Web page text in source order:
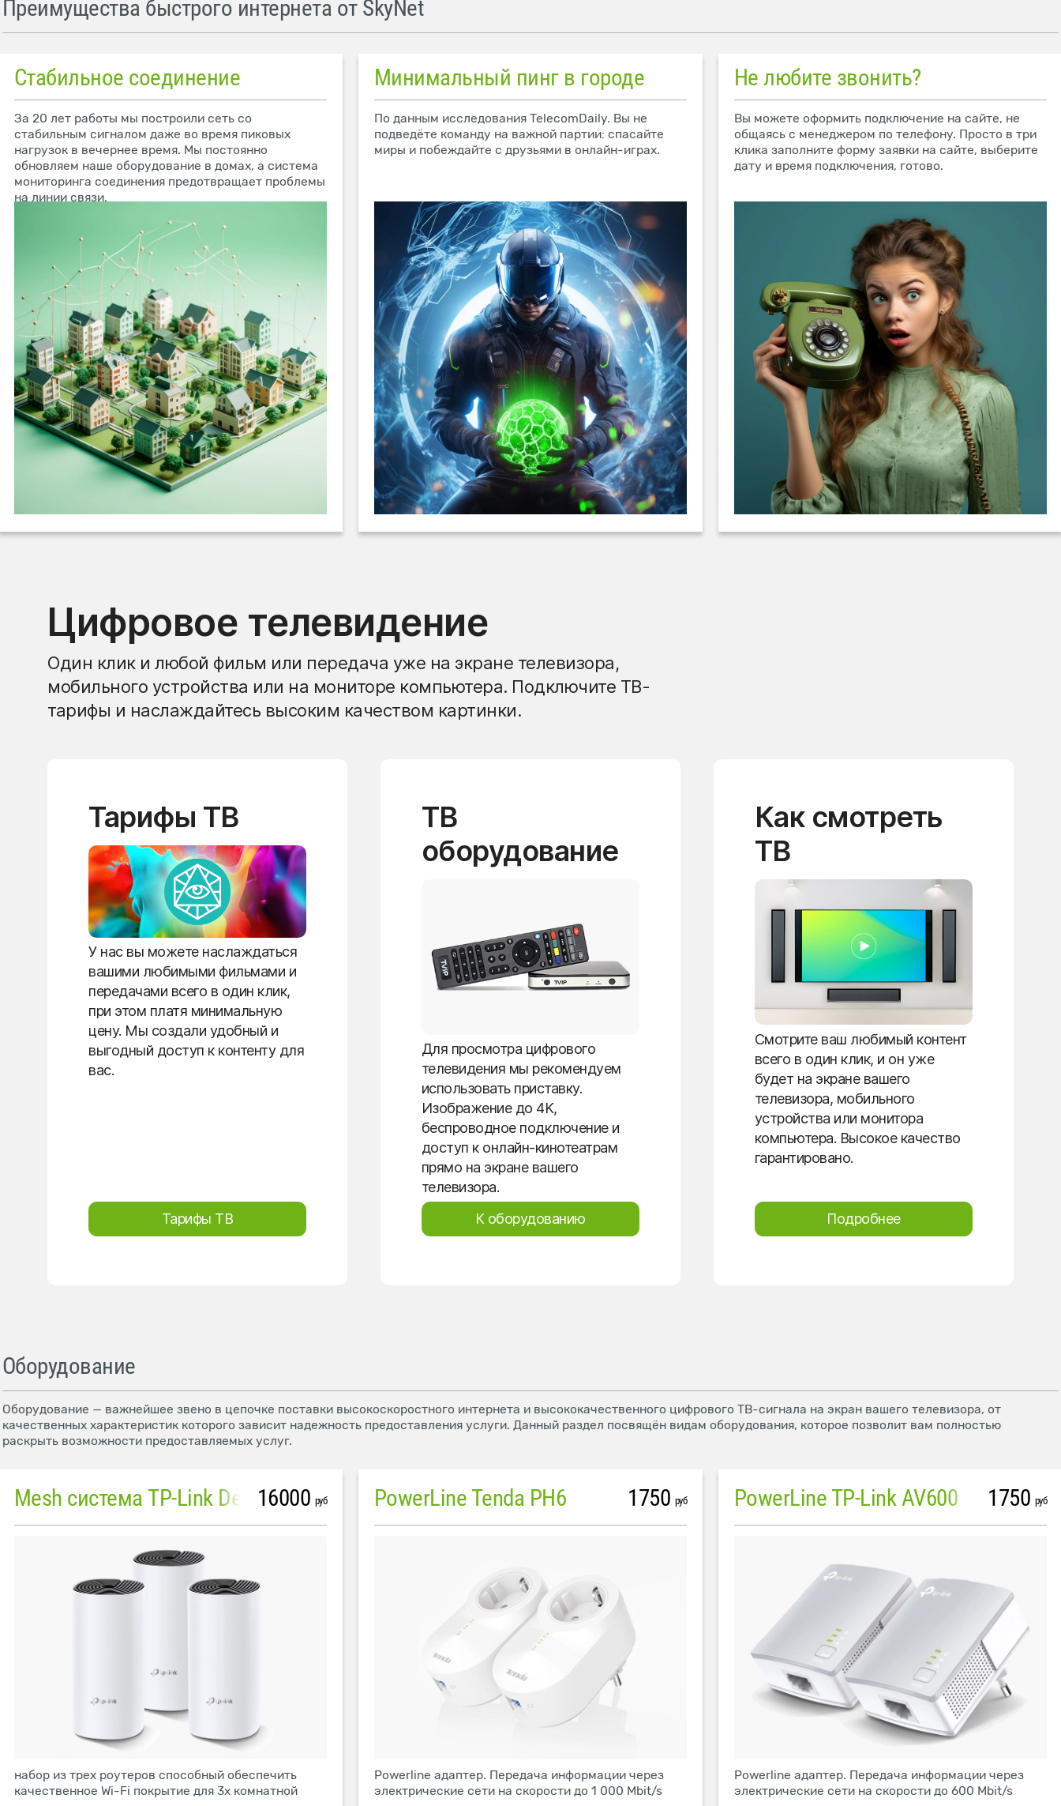
Преимущества быстрого интернета от SkyNet
Стабильное соединение
За 20 лет работы мы построили сеть со
стабильным сигналом даже во время пиковых
нагрузок в вечернее время. Мы постоянно
обновляем наше оборудование в домах, а система
мониторинга соединения предотвращает проблемы
на линии связи.
Минимальный пинг в городе
По данным исследования TelecomDaily. Вы не
подведёте команду на важной партии: спасайте
миры и побеждайте с друзьями в онлайн-играх.
Не любите звонить?
Вы можете оформить подключение на сайте, не
общаясь с менеджером по телефону. Просто в три
клика заполните форму заявки на сайте, выберите
дату и время подключения, готово.
Цифровое телевидение
Один клик и любой фильм или передача уже на экране телевизора,
мобильного устройства или на мониторе компьютера. Подключите ТВ-
тарифы и наслаждайтесь высоким качеством картинки.
Тарифы ТВ
У нас вы можете наслаждаться
вашими любимыми фильмами и
передачами всего в один клик,
при этом платя минимальную
цену. Мы создали удобный и
выгодный доступ к контенту для
вас.
Тарифы ТВ
ТВ
оборудование
Для просмотра цифрового
телевидения мы рекомендуем
использовать приставку.
Изображение до 4K,
беспроводное подключение и
доступ к онлайн-кинотеатрам
прямо на экране вашего
телевизора.
К оборудованию
Как смотреть
ТВ
Смотрите ваш любимый контент
всего в один клик, и он уже
будет на экране вашего
телевизора, мобильного
устройства или монитора
компьютера. Высокое качество
гарантировано.
Подробнее
Оборудование
Оборудование — важнейшее звено в цепочке поставки высокоскоростного интернета и высококачественного цифрового ТВ-сигнала на экран вашего телевизора, от
качественных характеристик которого зависит надежность предоставления услуги. Данный раздел посвящён видам оборудования, которое позволит вам полностью
раскрыть возможности предоставляемых услуг.
Mesh система TP-Link Deco M4 (3 устройства)
16000 руб
набор из трех роутеров способный обеспечить
качественное Wi-Fi покрытие для 3х комнатной
PowerLine Tenda PH6 1750 руб
Powerline адаптер. Передача информации через
электрические сети на скорости до 1 000 Mbit/s
PowerLine TP-Link AV600 1750 руб
Powerline адаптер. Передача информации через
электрические сети на скорости до 600 Mbit/s